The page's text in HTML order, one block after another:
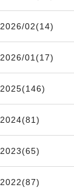
2026/02(14)
2026/01(17)
2025(146)
2024(81)
2023(65)
2022(87)